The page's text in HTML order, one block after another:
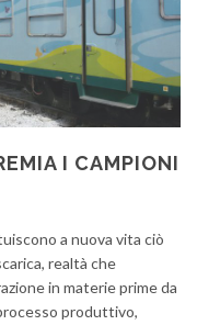
I CAMPIONI
a nuova vita ciò
realtà che
in materie prime da
produttivo,